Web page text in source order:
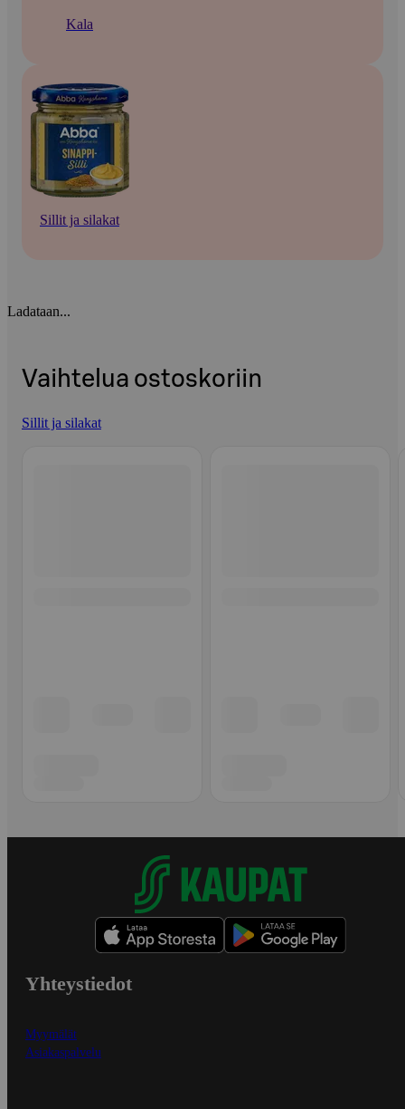
Kala
Sillit ja silakat
Ladataan...
Vaihtelua ostoskoriin
Sillit ja silakat
Yhteystiedot
Myymälät
Asiakaspalvelu